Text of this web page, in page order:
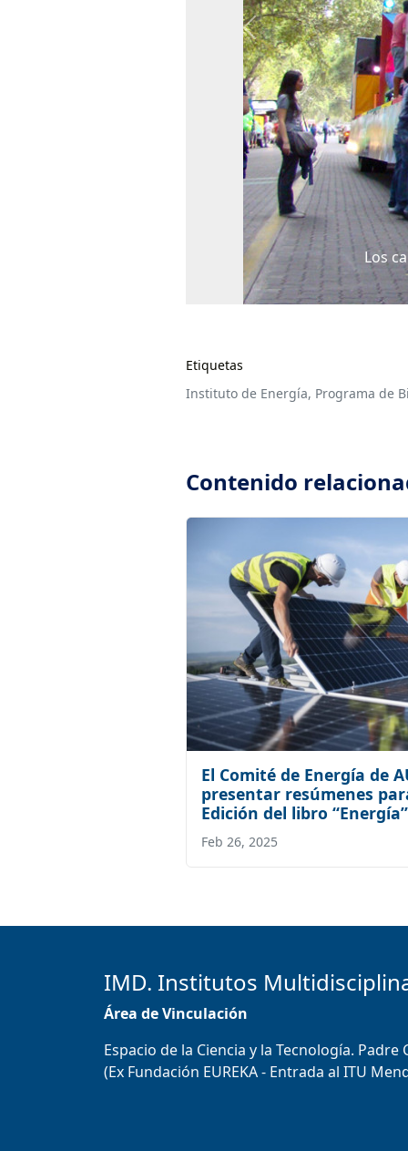
Los
Previous
Etiquetas
Instituto de Energía, Programa de
Contenido
El Comité de Energía de
presentar resúmenes
Edición del libro “Energía”
Feb 26, 2025
IMD. Institutos
Área de Vinculación
Espacio de la Ciencia y la Tecnología. Padre
(Ex Fundación EUREKA - Entrada al ITU